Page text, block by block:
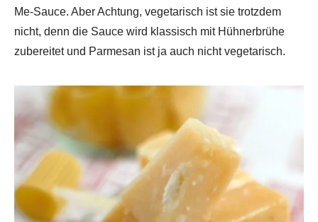
Me-Sauce. Aber Achtung, vegetarisch ist sie trotzdem
nicht, denn die Sauce wird klassisch mit Hühnerbrühe
zubereitet und Parmesan ist ja auch nicht vegetarisch.